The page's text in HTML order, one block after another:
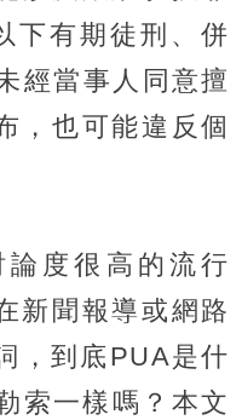
下有期徒刑、併
經當事人同意擅
，也可能違反個
論度很高的流行
新聞報導或網路
，到底PUA是什
索一樣嗎？本文